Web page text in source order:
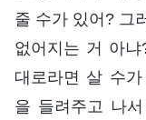
줄 수가 있어? 그
없어지는 거 아
대로라면 살 수
을 들려주고 나